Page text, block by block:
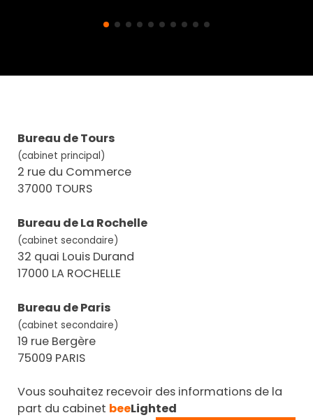
Bureau de Tours
(cabinet principal)
2 rue du Commerce
37000 TOURS
Bureau de La Rochelle
(cabinet secondaire)
32 quai Louis Durand
17000 LA ROCHELLE
Bureau de Paris
(cabinet secondaire)
19 rue Bergère
75009 PARIS
Vous souhaitez recevoir des informations de la
part du cabinet beeLighted